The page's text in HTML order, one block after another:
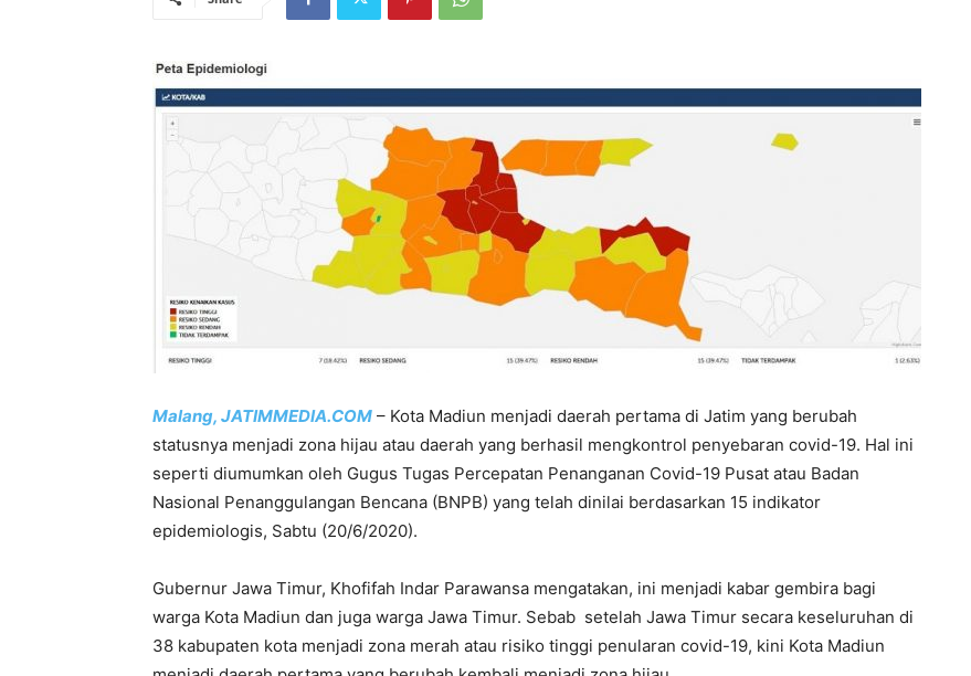
Malang, JATIMMEDIA.COM – Kota Madiun menjadi daerah pertama di Jatim yang berubah
statusnya menjadi zona hijau atau daerah yang berhasil mengkontrol penyebaran covid-19. Hal ini
seperti diumumkan oleh Gugus Tugas Percepatan Penanganan Covid-19 Pusat atau Badan
Nasional Penanggulangan Bencana (BNPB) yang telah dinilai berdasarkan 15 indikator
epidemiologis, Sabtu (20/6/2020).
Gubernur Jawa Timur, Khofifah Indar Parawansa mengatakan, ini menjadi kabar gembira bagi
warga Kota Madiun dan juga warga Jawa Timur. Sebab setelah Jawa Timur secara keseluruhan di
38 kabupaten kota menjadi zona merah atau risiko tinggi penularan covid-19, kini Kota Madiun